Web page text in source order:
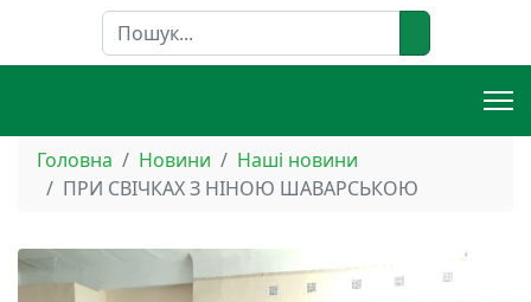
Пошук
Головна Новини
Наші новини
ПРИ СВІЧКАХ З НІНОЮ ШАВАРСЬКОЮ